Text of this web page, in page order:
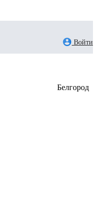
Войти
Белгород